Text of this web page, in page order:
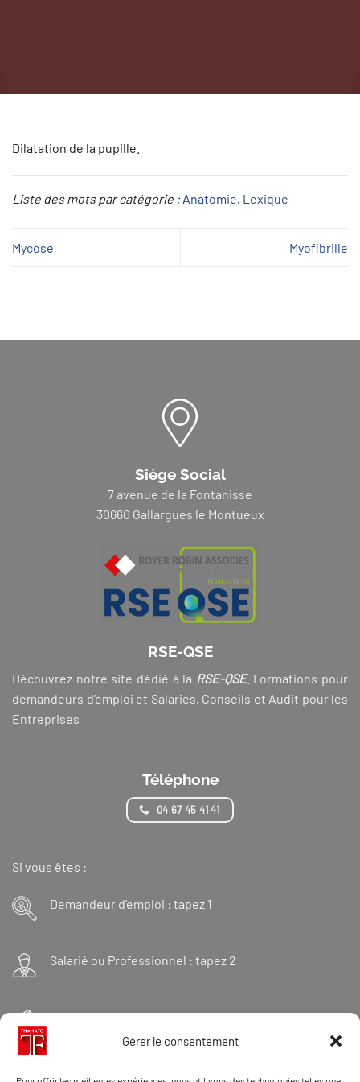
Gérer le consentement
Dilatation de la pupille.
Liste des mots par catégorie :Anatomie, Lexique
Mycose Myofibrille
Siège Social
7 avenue de la Fontanisse
30660 Gallargues le Montueux
RSE-QSE
Découvrez notre site dédié à la RSE-QSE. Formations pour
demandeurs d’emploi et Salariés, Conseils et Audit pour les
Entreprises
Téléphone
04 67 45 41 41
Si vous êtes :
Demandeur d’emploi : tapez 1
Salarié ou Professionnel : tapez 2
Financeur : tapez 3
Et « 98 » pour une formation Thanatopraxie